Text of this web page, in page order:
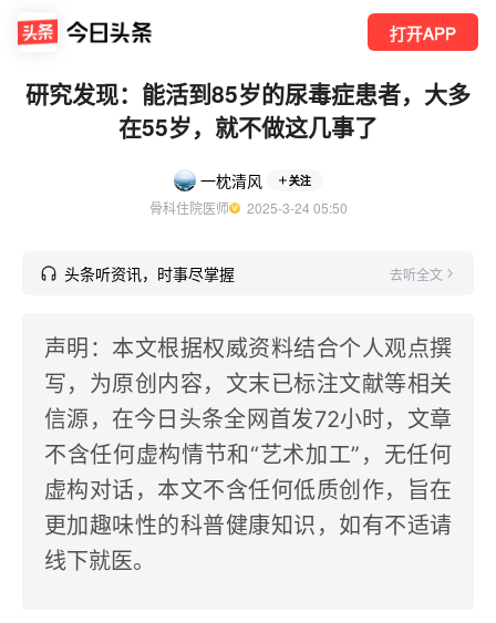
打开APP
研究发现：能活到85岁的尿毒症患者，大多
在55岁，就不做这几事了
一枕清风 关注
骨科住院医师
  2025-3-24 05:50
头条听资讯，时事尽掌握 去听全文
声明：本文根据权威资料结合个人观点撰
写，为原创内容，文末已标注文献等相关
信源，在今日头条全网首发72小时，文章
不含任何虚构情节和“艺术加工”，无任何
虚构对话，本文不含任何低质创作，旨在
更加趣味性的科普健康知识，如有不适请
线下就医。